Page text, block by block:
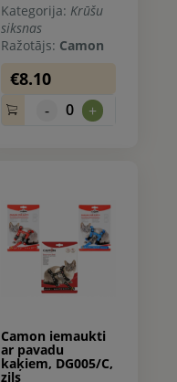
Kategorija: Krūšu
siksnas
Ražotājs: Camon
€8.10
- 0 +
Camon iemaukti
ar pavadu
kaķiem, DG005/C,
zils